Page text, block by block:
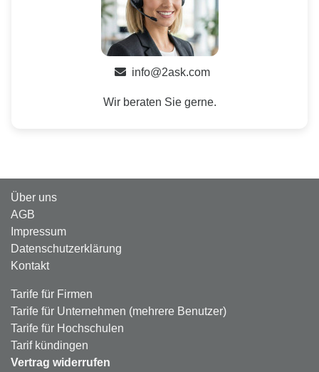
info@2ask.com
Wir beraten Sie gerne.
Über uns
AGB
Impressum
Datenschutzerklärung
Kontakt
Tarife für Firmen
Tarife für Unternehmen (mehrere Benutzer)
Tarife für Hochschulen
Tarif kündingen
Vertrag widerrufen